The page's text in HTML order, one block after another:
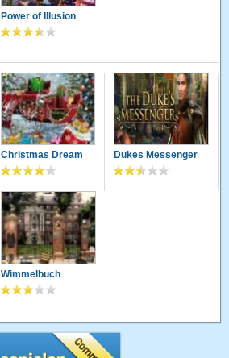
Power of Illusion
Christmas Dream Dukes Messenger
Wimmelbuch